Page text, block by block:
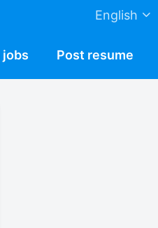
English
jobs Post resume